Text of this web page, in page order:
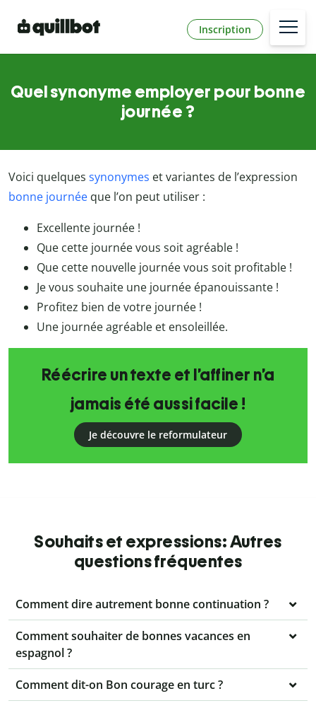
Inscription
Quel synonyme employer pour bonne
journée ?
Voici quelques synonymes et variantes de l’expression
bonne journée que l’on peut utiliser :
Excellente journée !
Que cette journée vous soit agréable !
Que cette nouvelle journée vous soit profitable !
Je vous souhaite une journée épanouissante !
Profitez bien de votre journée !
Une journée agréable et ensoleillée.
Réécrire un texte et l’affiner n’a
jamais été aussi facile !
Je découvre le reformulateur
Souhaits et expressions: Autres
questions fréquentes
Comment dire autrement bonne continuation ?
Comment souhaiter de bonnes vacances en
espagnol ?
Comment dit-on Bon courage en turc ?